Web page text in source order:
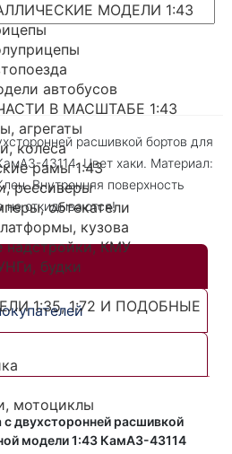
МОДЕЛИ 1:43
автобусов
В МАСШТАБЕ 1:43
агрегаты
колеса
рамы 1:43
рессиверы
обтекатели
кузова
надстройки, КМУ
будки
1:35, 1:72 И ПОДОБНЫЕ
мотоциклы
расшивкой бортов для
43114. Цвет хаки. Материал:
Внутренняя поверхность
не откидываются!
двухсторонней расшивкой
модели 1:43 КамАЗ-43114